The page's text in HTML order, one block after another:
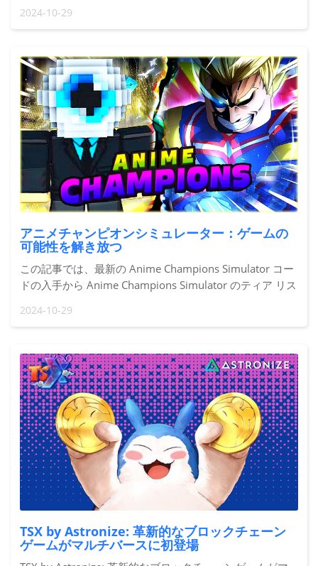
気に入りのデジタル ペットまたは実際のペットと一緒に
2024-10-29
アニメチャンピオンシミュレーター：ゲームの
可能性を解き放つ
この記事では、最新の Anime Champions Simulator コー
ドの入手から Anime Champions Simulator のティア リス
2024-10-29
TSX by Astronize: 革新的なブロックチェーン
ゲームがマルチバースに初登場